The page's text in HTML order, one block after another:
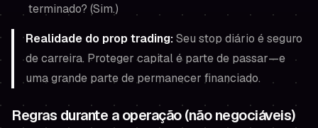
terminado? (Sim.)
Realidade do prop trading:Seu stop diário é seguro
de carreira. Proteger capital é parte de passar—e
uma grande parte de permanecer financiado.
Regras durante a operação (não negociáveis)